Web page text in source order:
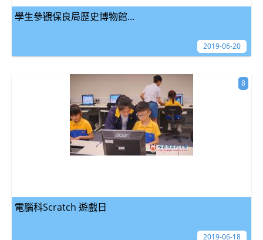
學生參觀保良局歷史博物館...
2019-06-20
電腦科Scratch 遊戲日
8
2019-06-18